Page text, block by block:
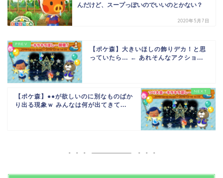
んだけど、スープっぽいのでいいのとかない？
2020年5月7日
【ポケ森】大きいほしの飾りデカ！と思
っていたら… ← あれそんなアクショ...
【ポケ森】●●が欲しいのに別なものばか
り出る現象ｗ みんなは何が出てきて...